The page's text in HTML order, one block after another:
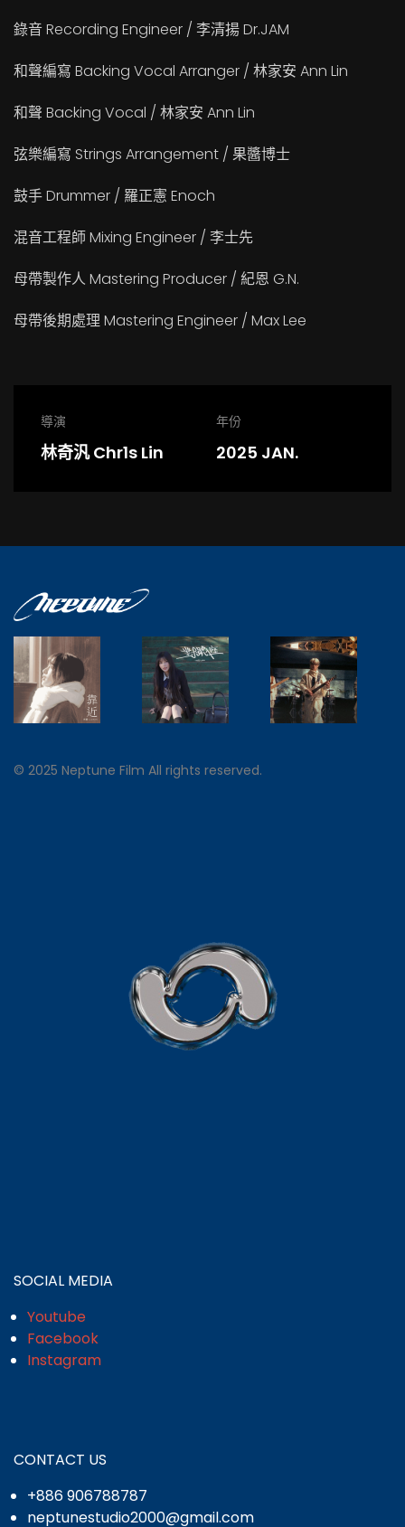
錄音 Recording Engineer / 李清揚 Dr.JAM
和聲編寫 Backing Vocal Arranger / 林家安 Ann Lin
和聲 Backing Vocal / 林家安 Ann Lin
弦樂編寫 Strings Arrangement / 果醬博士
鼓手 Drummer / 羅正憲 Enoch
混音工程師 Mixing Engineer / 李士先
母帶製作人 Mastering Producer / 紀恩 G.N.
母帶後期處理 Mastering Engineer / Max Lee
導演
林奇汎 Chr1s Lin
年份
2025 JAN.
© 2025 Neptune Film All rights reserved.
SOCIAL MEDIA
Youtube
Facebook
Instagram
CONTACT US
+886 906788787
neptunestudio2000@gmail.com